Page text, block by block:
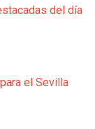
del día
el Sevilla